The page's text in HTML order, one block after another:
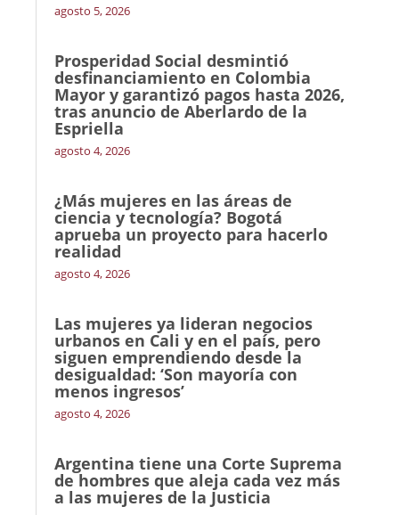
agosto 5, 2026
Prosperidad Social desmintió
desfinanciamiento en Colombia
Mayor y garantizó pagos hasta 2026,
tras anuncio de Aberlardo de la
Espriella
agosto 4, 2026
¿Más mujeres en las áreas de
ciencia y tecnología? Bogotá
aprueba un proyecto para hacerlo
realidad
agosto 4, 2026
Las mujeres ya lideran negocios
urbanos en Cali y en el país, pero
siguen emprendiendo desde la
desigualdad: ‘Son mayoría con
menos ingresos’
agosto 4, 2026
Argentina tiene una Corte Suprema
de hombres que aleja cada vez más
a las mujeres de la Justicia